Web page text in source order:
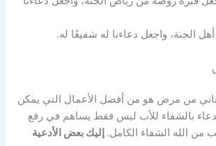
الجنة، واجعل دعاءنا له شفيعًا له.
يعاني من مرض هو من أفضل الأعمال التي يمكن
الدعاء بالشفاء للأب ليس فقط يساهم في رفع
من الله الشفاء الكامل. إليك بعض الأدعية